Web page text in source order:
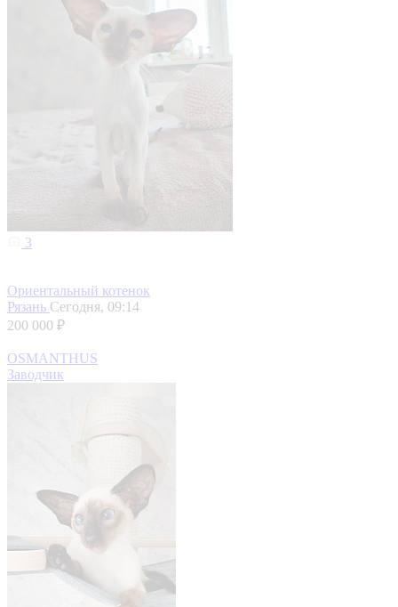
3
Ориентальный котенок
Рязань Сегодня, 09:14
200 000 ₽
OSMANTHUS
Заводчик